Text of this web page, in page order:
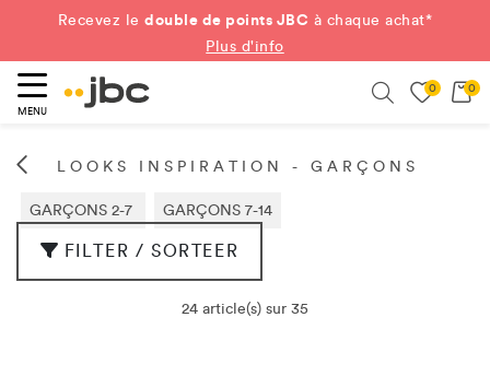
Recevez ledouble de points JBC à chaque achat*
Plus d'info
MENU
0 0
LOOKS INSPIRATION - GARÇONS
GARÇONS 2-7 GARÇONS 7-14
FILTER / SORTEER
24 article(s) sur 35